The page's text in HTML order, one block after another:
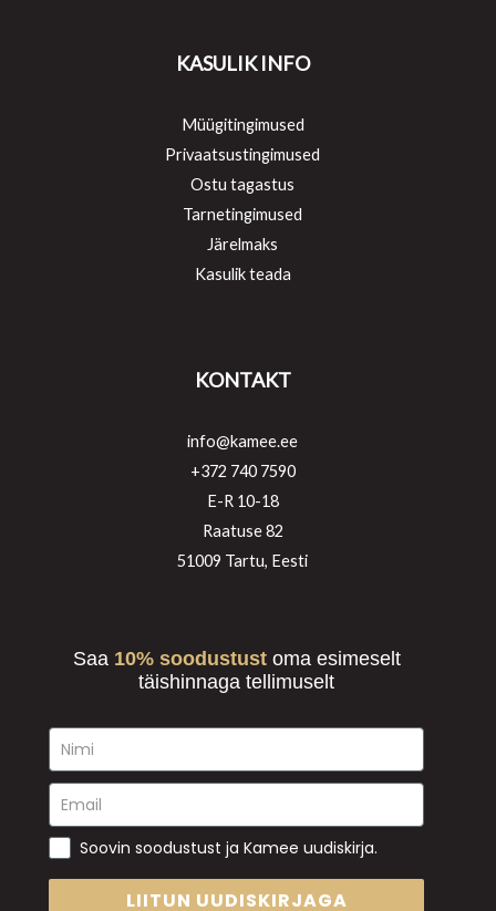
KASULIK INFO
Müügitingimused
Privaatsustingimused
Ostu tagastus
Tarnetingimused
Järelmaks
Kasulik teada
KONTAKT
info@kamee.ee
+372 740 7590
E-R 10-18
Raatuse 82
51009 Tartu, Eesti
Saa 10% soodustust oma esimeselt
täishinnaga tellimuselt
Soovin soodustust ja Kamee uudiskirja.
LIITUN UUDISKIRJAGA